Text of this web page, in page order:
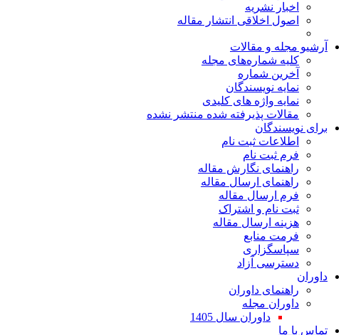
اخبار نشریه
اصول اخلاقی انتشار مقاله
آرشیو مجله و مقالات
کلیه شماره‌های مجله
آخرین شماره
نمایه نویسندگان
نمایه واژه های کلیدی
مقالات پذیرفته شده منتشر نشده
برای نویسندگان
اطلاعات ثبت نام
فرم ثبت نام
راهنمای نگارش مقاله
راهنمای ارسال مقاله
فرم ارسال مقاله
ثبت نام و اشتراک
هزینه ارسال مقاله
فرمت منابع
سپاسگزاری
دسترسی آزاد
داوران
راهنمای داوران
داوران مجله
داوران سال 1405
تماس با ما